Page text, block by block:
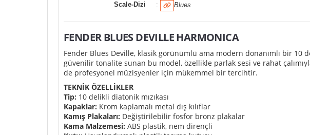
Scale-Dizi
: Blues
FENDER BLUES DEVILLE HARMONICA
Fender Blues Deville, klasik görünümlü ama modern donanımlı bir 10
güvenilir tonalite sunan bu model, özellikle parlak sesi ve rahat
de profesyonel müzisyenler için mükemmel bir tercihtir.
TEKNİK ÖZELLİKLER
Tip: 10 delikli diatonik mızıkası
Kapaklar: Krom kaplamalı metal dış kılıflar
Kamış Plakaları: Değiştirilebilir fosfor bronz plakalar
Kama Malzemesi: ABS plastik, nem dirençli